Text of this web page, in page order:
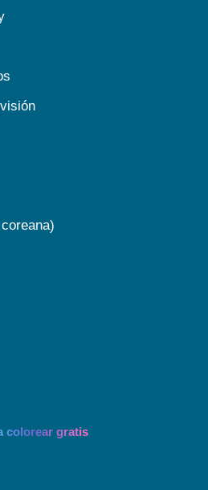
colorear gratis